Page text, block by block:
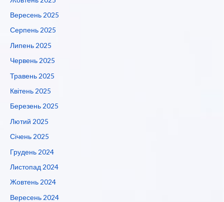
Вересень 2025
Серпень 2025
Липень 2025
Червень 2025
Травень 2025
Квітень 2025
Березень 2025
Лютий 2025
Січень 2025
Грудень 2024
Листопад 2024
Жовтень 2024
Вересень 2024